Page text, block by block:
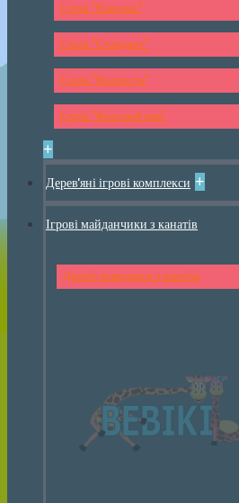
Серія "Классик"
Серія "Стандарт"
Серія "Крепость"
Серія "Красный мак"
+
Дерев'яні ігрові комплекси +
Ігрові майданчики з канатів
Дитячі комплекси з канатів